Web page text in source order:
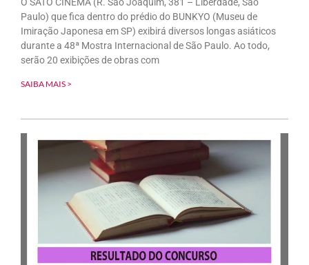
Paulo) que fica dentro do prédio do BUNKYO (Museu de
Imiração Japonesa em SP) exibirá diversos longas asiáticos
durante a 48ª Mostra Internacional de São Paulo. Ao todo,
serão 20 exibições de obras com
SAIBA MAIS >